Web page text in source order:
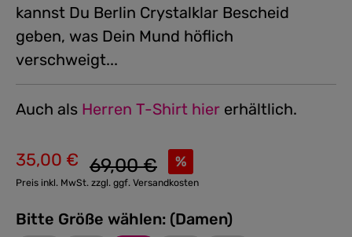
kannst Du Berlin Crystalklar Bescheid
geben, was Dein Mund höflich
verschweigt...
Auch als Herren T-Shirt hier erhältlich.
Verkaufspreis:
35,00 € %
Regulärer Preis:
69,00 €
Preis inkl. MwSt. zzgl. ggf. Versandkosten
Bitte Größe wählen: (Damen)